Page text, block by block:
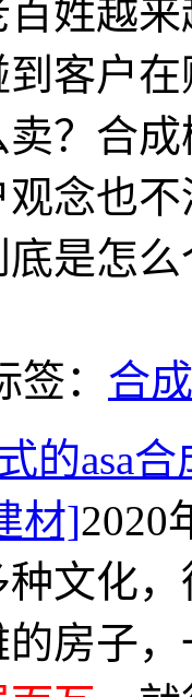
姓越
客户
？合
念也
是怎
签： 合
的asa
材]2020
文化
房子